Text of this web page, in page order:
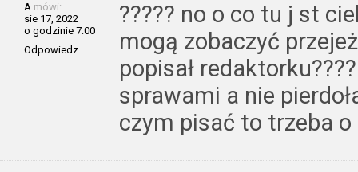
A mówi:
sie 17, 2022
o godzinie 7:00
Odpowiedz
????? no o co tu j st
mogą zobaczyć
popisał
sprawami a nie
czym pisać to trzeba o